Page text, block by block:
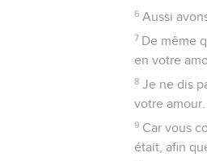
6 Aussi
7 De même
en votre
8 Je ne dis
votre amour.
9 Car vous
était, afin